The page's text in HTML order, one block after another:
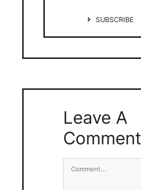
SUBSCRIBE
Leave A
Comment